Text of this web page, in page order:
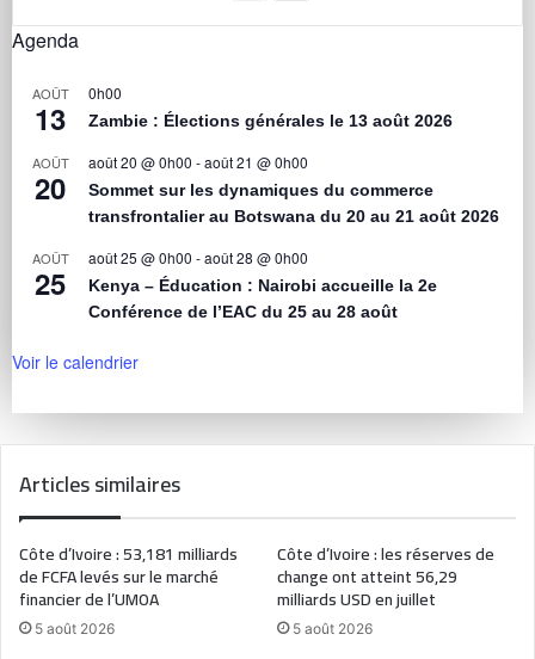
Agenda
AOÛT
13
0h00
Zambie : Élections générales le 13 août 2026
AOÛT
20
août 20 @ 0h00 -août 21 @ 0h00
Sommet sur les dynamiques du commerce
transfrontalier au Botswana du 20 au 21 août 2026
AOÛT
25
août 25 @ 0h00 -août 28 @ 0h00
Kenya – Éducation : Nairobi accueille la 2e
Conférence de l’EAC du 25 au 28 août
Voir le calendrier
Articles similaires
Côte d’Ivoire : 53,181 milliards
de FCFA levés sur le marché
financier de l’UMOA
5 août 2026
Côte d’Ivoire : les réserves de
change ont atteint 56,29
milliards USD en juillet
5 août 2026